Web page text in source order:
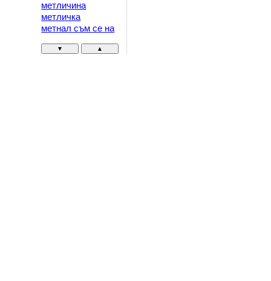
метличина
метличка
метнал съм се на
▼ ▲